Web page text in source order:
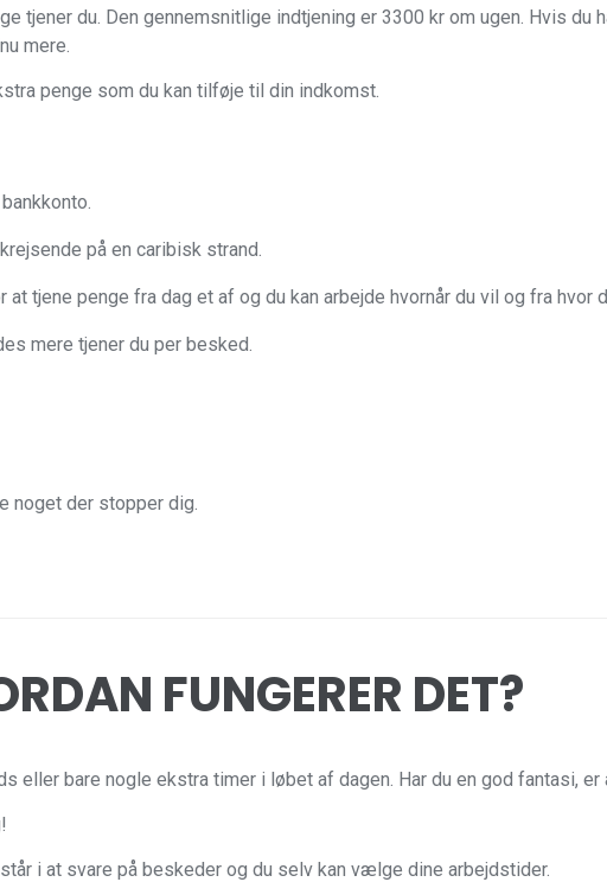
tjener du. Den gennemsnitlige indtjening er 3300 kr om ugen. Hvis du
mere.
penge som du kan tilføje til din indkomst.
på en caribisk strand.
tjene penge fra dag et af og du kan arbejde hvornår du vil og fra hvor
mere tjener du per besked.
noget der stopper dig.
FUNGERER DET?
eller bare nogle ekstra timer i løbet af dagen. Har du en god fantasi,
i at svare på beskeder og du selv kan vælge dine arbejdstider.